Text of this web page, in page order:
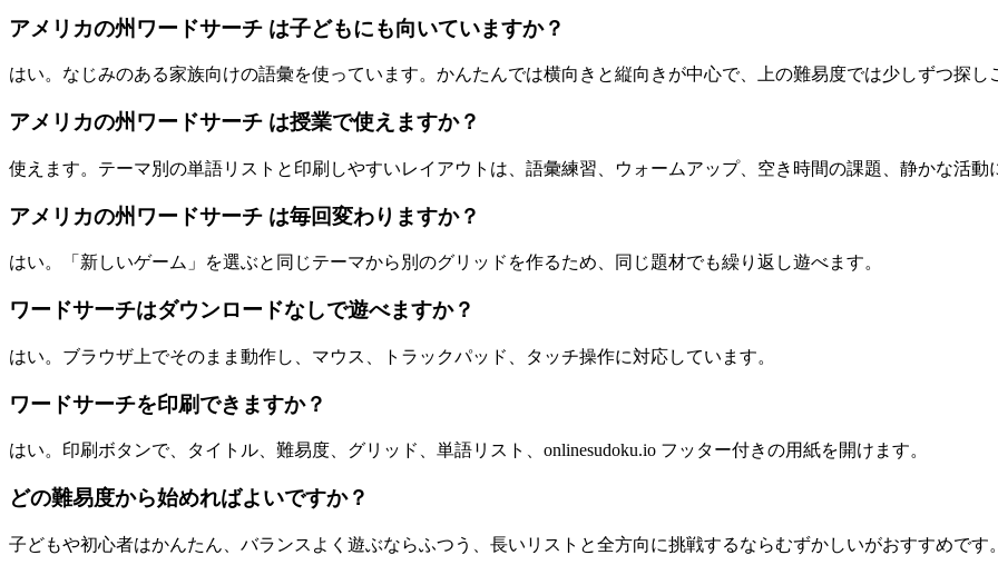
アメリカの州ワードサーチ は子どもにも向いていますか？
はい。なじみのある家族向けの語彙を使っています。かんたんでは横向きと縦向きが中心で、上の難易度では少しずつ探し
アメリカの州ワードサーチ は授業で使えますか？
使えます。テーマ別の単語リストと印刷しやすいレイアウトは、語彙練習、ウォームアップ、空き時間の課題、静かな活動
アメリカの州ワードサーチ は毎回変わりますか？
はい。「新しいゲーム」を選ぶと同じテーマから別のグリッドを作るため、同じ題材でも繰り返し遊べます。
ワードサーチはダウンロードなしで遊べますか？
はい。ブラウザ上でそのまま動作し、マウス、トラックパッド、タッチ操作に対応しています。
ワードサーチを印刷できますか？
はい。印刷ボタンで、タイトル、難易度、グリッド、単語リスト、onlinesudoku.io フッター付きの用紙を開けます。
どの難易度から始めればよいですか？
子どもや初心者はかんたん、バランスよく遊ぶならふつう、長いリストと全方向に挑戦するならむずかしいがおすすめです。